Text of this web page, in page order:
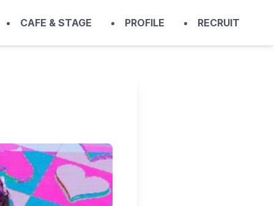
CAFE & STAGE PROFILE RECRUIT